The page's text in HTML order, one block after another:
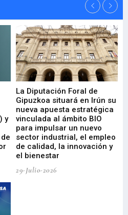
y
La Diputación Foral de
Gipuzkoa situará en Irún su
nueva apuesta estratégica
vinculada al ámbito BIO
para impulsar un nuevo
sector industrial, el empleo
de calidad, la innovación y
el bienestar
29-Julio-2026